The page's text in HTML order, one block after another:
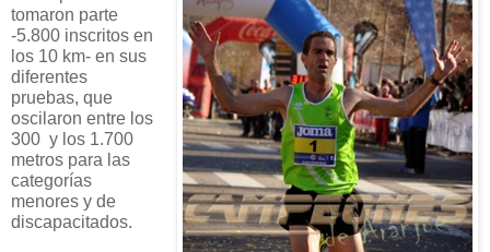
tomaron parte
-5.800 inscritos en
los 10 km- en sus
diferentes
pruebas, que
oscilaron entre los
300 y los 1.700
metros para las
categorías
menores y de
discapacitados.